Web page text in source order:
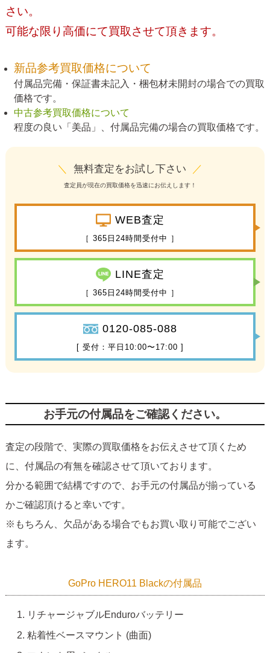
さい。
可能な限り高価にて買取させて頂きます。
新品参考買取価格について
付属品完備・保証書未記入・梱包材未開封の場合での買取
価格です。
中古参考買取価格について
程度の良い「美品」、付属品完備の場合の買取価格です。
＼ 無料査定をお試し下さい ／
査定員が現在の買取価格を迅速にお伝えします！
WEB査定
［ 365日24時間受付中 ］
LINE査定
［ 365日24時間受付中 ］
0120-085-088
[ 受付：平日10:00〜17:00 ]
お手元の付属品をご確認ください。
査定の段階で、実際の買取価格をお伝えさせて頂くため
に、付属品の有無を確認させて頂いております。
分かる範囲で結構ですので、お手元の付属品が揃っている
かご確認頂けると幸いです。
※もちろん、欠品がある場合でもお買い取り可能でござい
ます。
GoPro HERO11 Blackの付属品
リチャージャブルEnduroバッテリー
粘着性ベースマウント (曲面)